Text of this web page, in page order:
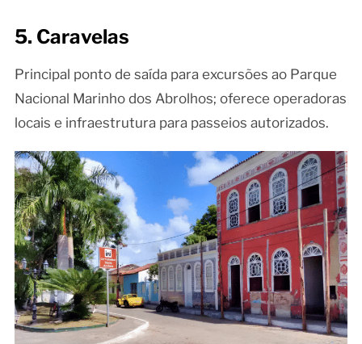
5. Caravelas
Principal ponto de saída para excursões ao Parque
Nacional Marinho dos Abrolhos; oferece operadoras
locais e infraestrutura para passeios autorizados.